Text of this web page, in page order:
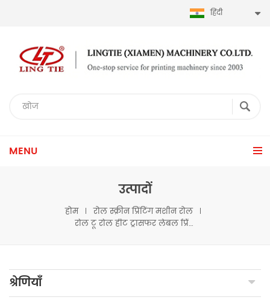
हिंदी
MENU
उत्पादों
होम
रोल स्क्रीन प्रिंटिंग मशीन रोल
रोल टू रोल हीट ट्रांसफर लेबल प्रिंटिंग मशीन
श्रेणियाँ